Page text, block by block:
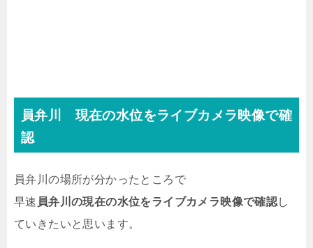
員弁川 現在の水位をライブカメラ映像で確
認
員弁川の場所が分かったところで
早速 員弁川の現在の水位をライブカメラ映像で確認し
ていきたいと思います。